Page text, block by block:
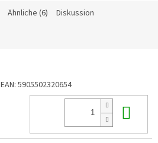
Ähnliche (6) Diskussion
EAN: 5905502320654